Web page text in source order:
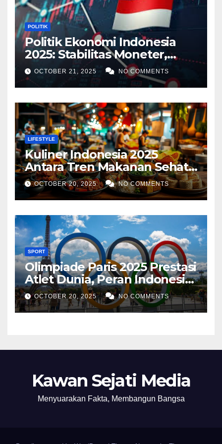
POLITIK
Politik Ekonomi Indonesia
2025: Stabilitas Moneter,
Tantangan Global, dan
Strategi Pertumbuhan
OCTOBER 21, 2025 NO COMMENTS
LIFESTYLE
Kuliner Indonesia 2025
Antara Tren Makanan Sehat,
Street Food Digital, dan
Ekspansi Global
OCTOBER 20, 2025 NO COMMENTS
SPORT
Olimpiade Paris 2025 Prestasi
Atlet Dunia, Peran Indonesia,
dan Inovasi Teknologi
Olahraga
OCTOBER 20, 2025 NO COMMENTS
Kawan Sejati Media
Menyuarakan Fakta, Membangun Bangsa